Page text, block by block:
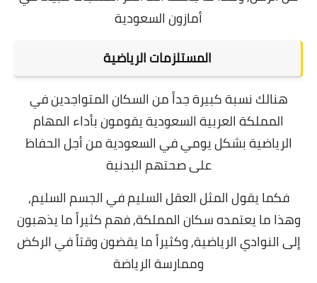
أمازون السعودية
المستلزمات الرياضية
هنالك نسبة كبيرة جداً من السكان المتواجدين في
المملكة العربية السعودية يقومون بأداء المهام
الرياضية بشكل يومي في السعودية من أجل الحفاظ
على صحتهم البدنية
فكما يقول المثل العقل السليم في الجسم السليم,
وهذا ما يعتمده سكان المملكة, فهم كثيراً ما يذهبون
إلى النوادي الرياضية, وكثيراً ما يقضون وقتاً في الركض
وممارسة الرياضة